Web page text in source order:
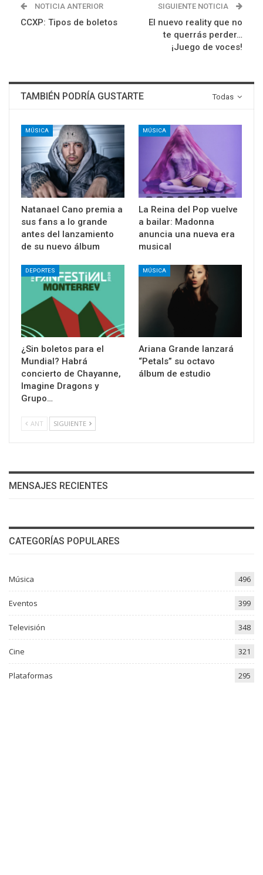
NOTICIA ANTERIOR
CCXP: Tipos de boletos
SIGUIENTE NOTICIA
El nuevo reality que no
te querrás perder…
¡Juego de voces!
Todas
TAMBIÉN PODRÍA GUSTARTE
MÚSICA
Natanael Cano premia a
sus fans a lo grande
antes del lanzamiento
de su nuevo álbum
MÚSICA
La Reina del Pop vuelve
a bailar: Madonna
anuncia una nueva era
musical
DEPORTES
¿Sin boletos para el
Mundial? Habrá
concierto de Chayanne,
Imagine Dragons y
Grupo…
MÚSICA
Ariana Grande lanzará
“Petals” su octavo
álbum de estudio
ANT SIGUIENTE
MENSAJES RECIENTES
CATEGORÍAS POPULARES
Música 496
Eventos 399
Televisión 348
Cine 321
Plataformas 295